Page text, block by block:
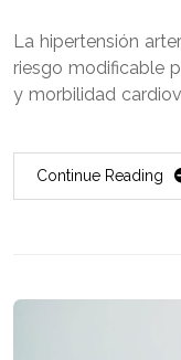
La hipertensión
riesgo modificable
y morbilidad
Continue Reading